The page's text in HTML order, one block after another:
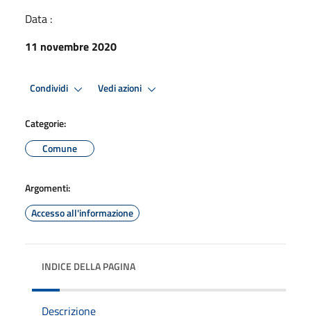
Data :
11 novembre 2020
Condividi Vedi azioni
Categorie:
Comune
Argomenti:
Accesso all'informazione
INDICE DELLA PAGINA
Descrizione